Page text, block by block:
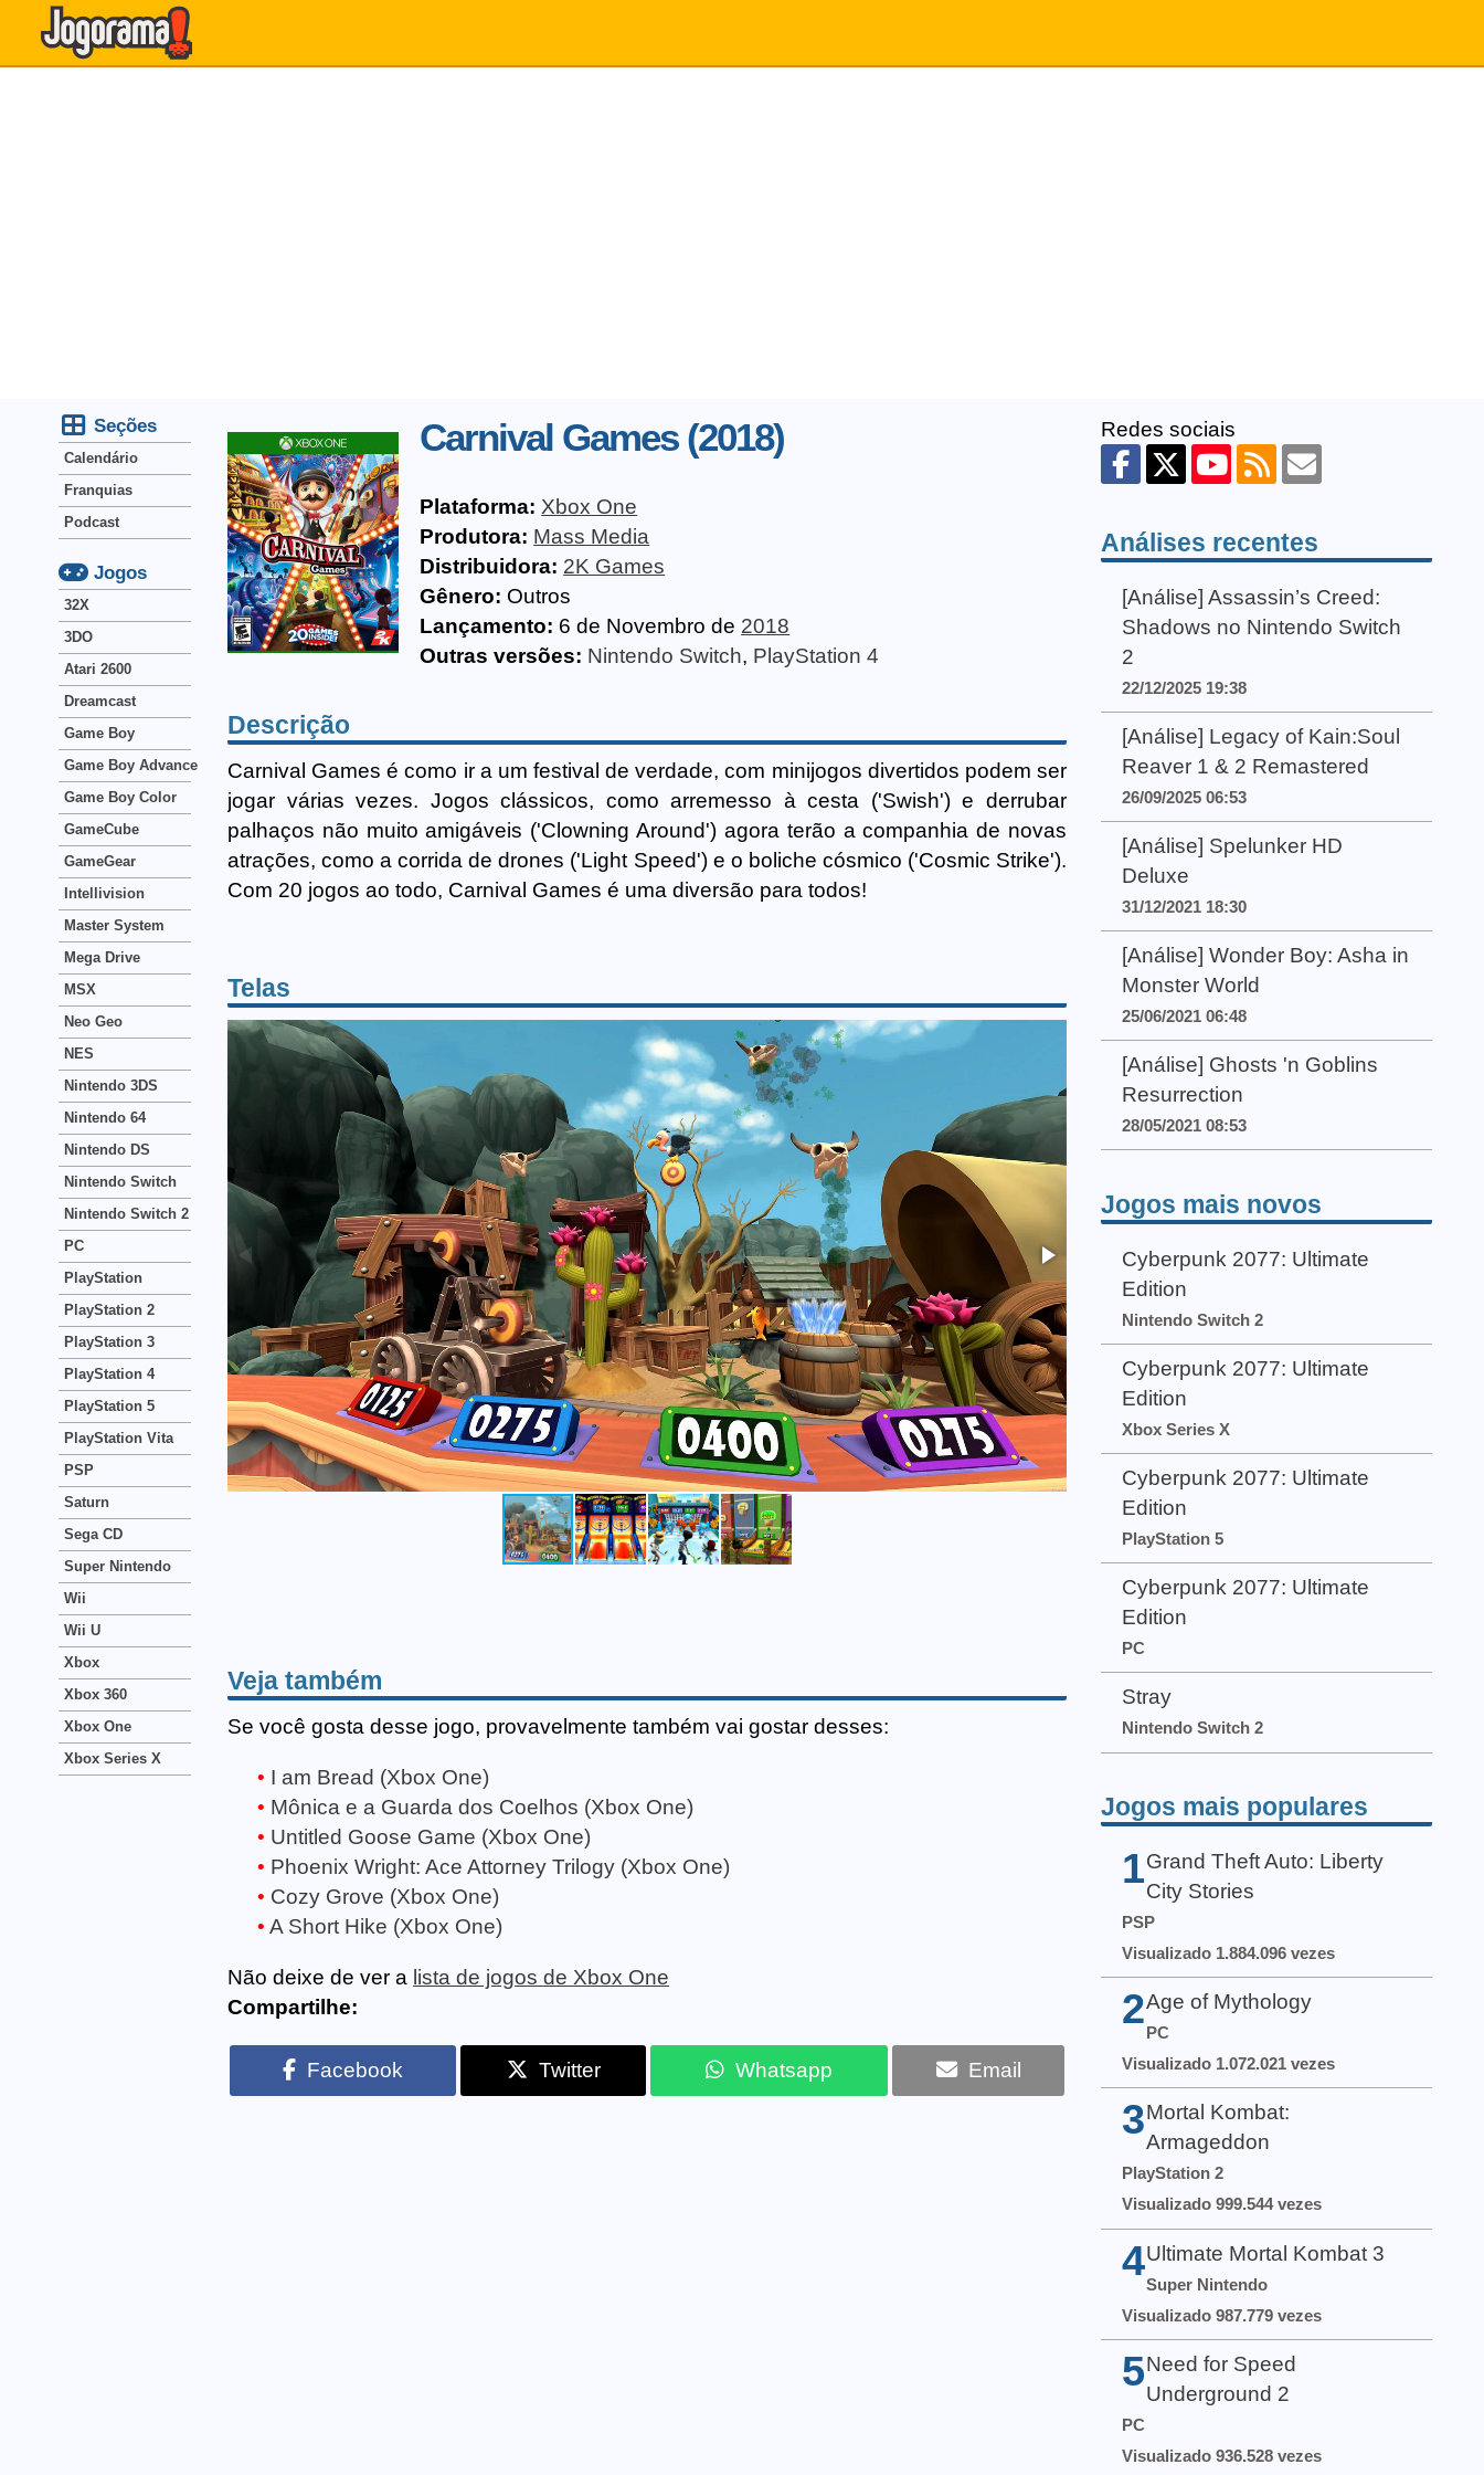
Carnival Games (2018)
Plataforma: Xbox One
Produtora: Mass Media
Distribuidora: 2K Games
Gênero: Outros
Lançamento: 6 de Novembro de 2018
Outras versões: Nintendo Switch, PlayStation 4
Descrição
Carnival Games é como ir a um festival de verdade, com minijogos divertidos podem ser
jogar várias vezes. Jogos clássicos, como arremesso à cesta ('Swish') e derrubar
palhaços não muito amigáveis ('Clowning Around') agora terão a companhia de novas
atrações, como a corrida de drones ('Light Speed') e o boliche cósmico ('Cosmic Strike').
Com 20 jogos ao todo, Carnival Games é uma diversão para todos!
Telas
Veja também
Se você gosta desse jogo, provavelmente também vai gostar desses:
I am Bread (Xbox One)
Mônica e a Guarda dos Coelhos (Xbox One)
Untitled Goose Game (Xbox One)
Phoenix Wright: Ace Attorney Trilogy (Xbox One)
Cozy Grove (Xbox One)
A Short Hike (Xbox One)
Não deixe de ver a lista de jogos de Xbox One
Compartilhe:
Facebook Twitter Whatsapp Email
Seções
Calendário
Franquias
Podcast
Jogos
32X
3DO
Atari 2600
Dreamcast
Game Boy
Game Boy Advance
Game Boy Color
GameCube
GameGear
Intellivision
Master System
Mega Drive
MSX
Neo Geo
NES
Nintendo 3DS
Nintendo 64
Nintendo DS
Nintendo Switch
Nintendo Switch 2
PC
PlayStation
PlayStation 2
PlayStation 3
PlayStation 4
PlayStation 5
PlayStation Vita
PSP
Saturn
Sega CD
Super Nintendo
Wii
Wii U
Xbox
Xbox 360
Xbox One
Xbox Series X
Redes sociais
Análises recentes
[Análise] Assassin’s Creed:
Shadows no Nintendo Switch
2
22/12/2025 19:38
[Análise] Legacy of Kain:Soul
Reaver 1 & 2 Remastered
26/09/2025 06:53
[Análise] Spelunker HD
Deluxe
31/12/2021 18:30
[Análise] Wonder Boy: Asha in
Monster World
25/06/2021 06:48
[Análise] Ghosts 'n Goblins
Resurrection
28/05/2021 08:53
Jogos mais novos
Cyberpunk 2077: Ultimate
Edition
Nintendo Switch 2
Cyberpunk 2077: Ultimate
Edition
Xbox Series X
Cyberpunk 2077: Ultimate
Edition
PlayStation 5
Cyberpunk 2077: Ultimate
Edition
PC
Stray
Nintendo Switch 2
Jogos mais populares
1 Grand Theft Auto: Liberty
City Stories
PSP
Visualizado 1.884.096 vezes
2Age of Mythology
PC
Visualizado 1.072.021 vezes
3 Mortal Kombat:
Armageddon
PlayStation 2
Visualizado 999.544 vezes
4 Ultimate Mortal Kombat 3
Super Nintendo
Visualizado 987.779 vezes
5 Need for Speed
Underground 2
PC
Visualizado 936.528 vezes